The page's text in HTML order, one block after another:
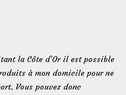
la Côte d’Or il est possible
à mon domicile pour ne
Vous pouvez donc